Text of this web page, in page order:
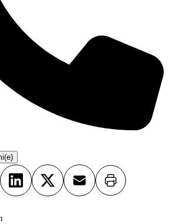
LinkedInX Email Imprimer